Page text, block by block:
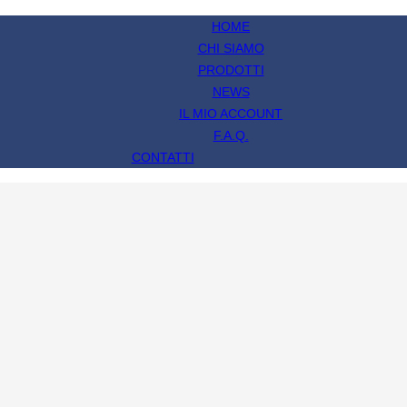
HOME
CHI SIAMO
PRODOTTI
NEWS
IL MIO ACCOUNT
F.A.Q.
CONTATTI